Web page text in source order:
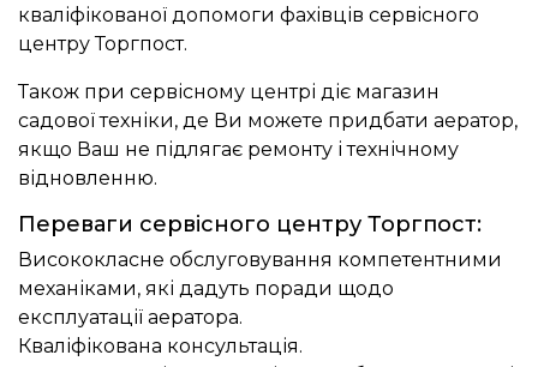
кваліфікованої допомоги фахівців сервісного
центру Торгпост.
Також при сервісному центрі діє магазин
садової техніки, де Ви можете придбати аератор,
якщо Ваш не підлягає ремонту і технічному
відновленню.
Переваги сервісного центру Торгпост:
Висококласне обслуговування компетентними
механіками, які дадуть поради щодо
експлуатації аератора.
Кваліфікована консультація.